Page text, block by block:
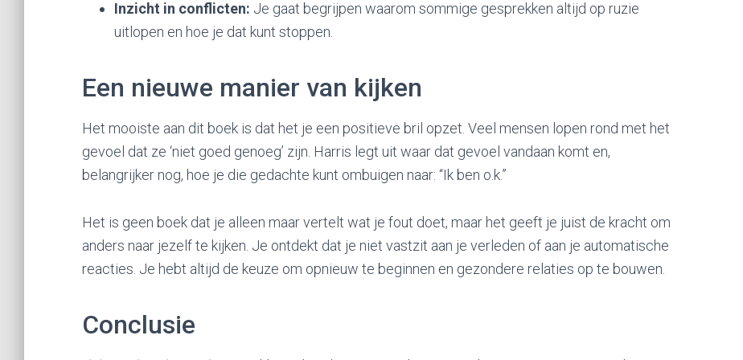
Inzicht in conflicten: Je gaat begrijpen waarom sommige gesprekken altijd op ruzie
uitlopen en hoe je dat kunt stoppen.
Een nieuwe manier van kijken
Het mooiste aan dit boek is dat het je een positieve bril opzet. Veel mensen lopen rond met het
gevoel dat ze ‘niet goed genoeg’ zijn. Harris legt uit waar dat gevoel vandaan komt en,
belangrijker nog, hoe je die gedachte kunt ombuigen naar: “Ik ben o.k.”
Het is geen boek dat je alleen maar vertelt wat je fout doet, maar het geeft je juist de kracht om
anders naar jezelf te kijken. Je ontdekt dat je niet vastzit aan je verleden of aan je automatische
reacties. Je hebt altijd de keuze om opnieuw te beginnen en gezondere relaties op te bouwen.
Conclusie